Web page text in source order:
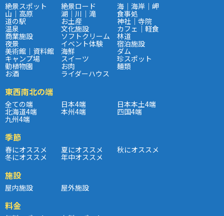
絶景スポット 絶景ロード 海｜海岸｜岬
山｜高原 湖｜川｜滝 食事処
道の駅 お土産 神社｜寺院
温泉 文化施設 カフェ｜軽食
商業施設 ソフトクリーム 林道
夜景 イベント体験 宿泊施設
美術館｜資料館 海鮮 ダム
キャンプ場 スイーツ 珍スポット
動植物園 お肉 麺類
お酒 ライダーハウス
東西南北の端
全ての端 日本4端 日本本土4端
北海道4端 本州4端 四国4端
九州4端
季節
春にオススメ 夏にオススメ 秋にオススメ
冬にオススメ 年中オススメ
施設
屋内施設 屋外施設
料金